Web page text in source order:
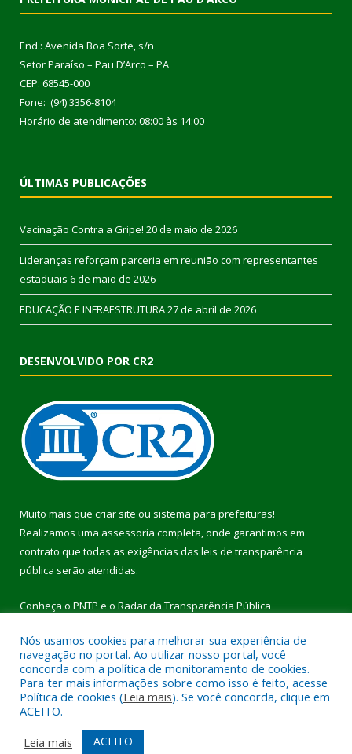
End.: Avenida Boa Sorte, s/n
Setor Paraíso – Pau D’Arco – PA
CEP: 68545-000
Fone: (94) 3356-8104
Horário de atendimento: 08:00 às 14:00
ÚLTIMAS PUBLICAÇÕES
Vacinação Contra a Gripe! 20 de maio de 2026
Lideranças reforçam parceria em reunião com representantes
estaduais 6 de maio de 2026
EDUCAÇÃO E INFRAESTRUTURA27 de abril de 2026
DESENVOLVIDO POR CR2
Muito mais que criar site ou sistema para prefeituras!
Realizamos uma assessoria completa, onde garantimos em
contrato que todas as exigências das leis de transparência
pública serão atendidas.
Conheça o PNTP e o Radar da Transparência Pública
Todos os direitos reservados a Prefeitura Municipal de Pau
D’Arco.
Mapa do Site
Acessar Área Administrativa
Nós usamos cookies para melhorar sua experiência de
navegação no portal. Ao utilizar nosso portal, você
concorda com a política de monitoramento de cookies.
Para ter mais informações sobre como isso é feito, acesse
Política de cookies (Leia mais). Se você concorda, clique em
ACEITO.
Leia mais
ACEITO